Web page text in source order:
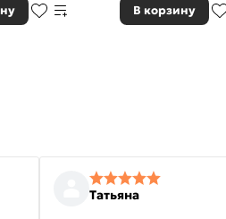
В корзину
Татьяна